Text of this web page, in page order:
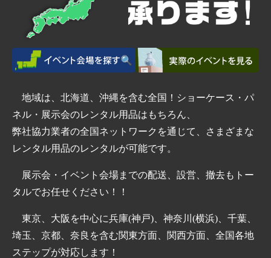
地域は、北海道、沖縄を含む全国！ショーケース・パ
ネル・展示会のレンタル用品はもちろん、
弊社協力業者の全国ネットワークを通じて、さまざまな
レンタル用品のレンタルが可能です。
展示会・イベント会場までの配送、設営、撤去もトー
タルでお任せください！！
東京、大阪を中心に兵庫(神戸)、神奈川(横浜)、千葉、
埼玉、京都、奈良を含む関東方面、関西方面、全国各地
ステップが対応します！